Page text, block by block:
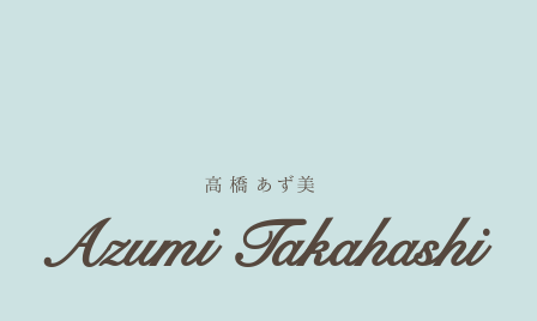
高 橋 あず美
Azumi Takahashi